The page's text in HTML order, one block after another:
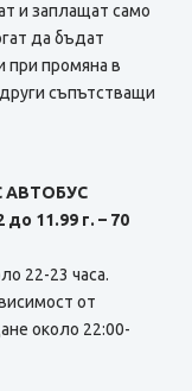
и заплащат само
да бъдат
при промяна в
съпътстващи
АВТОБУС
11.99 г. – 70
22-23 часа.
от
около 22:00-